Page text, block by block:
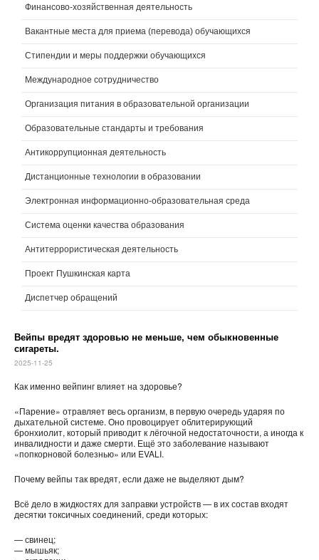
Финансово-хозяйственная деятельность
Вакантные места для приема (перевода) обучающихся
Стипендии и меры поддержки обучающихся
Международное сотрудничество
Организация питания в образовательной организации
Образовательные стандарты и требования
Антикоррупционная деятельность
Дистанционные технологии в образовании
Электронная информационно-образовательная среда
Система оценки качества образования
Антитеррористическая деятельность
Проект Пушкинская карта
Диспетчер обращений
Вейпы вредят здоровью не меньше, чем обыкновенные
сигареты.
2025-11-25
Как именно вейпинг влияет на здоровье?
«Парение» отравляет весь организм, в первую очередь ударяя по
дыхательной системе. Оно провоцирует облитерирующий
бронхиолит, который приводит к лёгочной недостаточности, а иногда к
инвалидности и даже смерти. Ещё это заболевание называют
«попкорновой болезнью» или EVALI.
Почему вейпы так вредят, если даже не выделяют дым?
Всё дело в жидкостях для заправки устройств — в их состав входят
десятки токсичных соединений, среди которых:
— свинец;
— мышьяк;